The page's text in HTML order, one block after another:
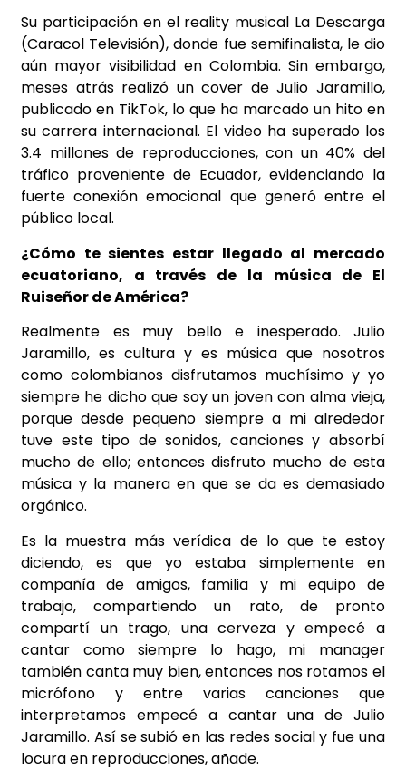
Su participación en el reality musical La Descarga
(Caracol Televisión), donde fue semifinalista, le dio
aún mayor visibilidad en Colombia. Sin embargo,
meses atrás realizó un cover de Julio Jaramillo,
publicado en TikTok, lo que ha marcado un hito en
su carrera internacional. El video ha superado los
3.4 millones de reproducciones, con un 40% del
tráfico proveniente de Ecuador, evidenciando la
fuerte conexión emocional que generó entre el
público local.
¿Cómo te sientes estar llegado al mercado
ecuatoriano, a través de la música de El
Ruiseñor de América?
Realmente es muy bello e inesperado. Julio
Jaramillo, es cultura y es música que nosotros
como colombianos disfrutamos muchísimo y yo
siempre he dicho que soy un joven con alma vieja,
porque desde pequeño siempre a mi alrededor
tuve este tipo de sonidos, canciones y absorbí
mucho de ello; entonces disfruto mucho de esta
música y la manera en que se da es demasiado
orgánico.
Es la muestra más verídica de lo que te estoy
diciendo, es que yo estaba simplemente en
compañía de amigos, familia y mi equipo de
trabajo, compartiendo un rato, de pronto
compartí un trago, una cerveza y empecé a
cantar como siempre lo hago, mi manager
también canta muy bien, entonces nos rotamos el
micrófono y entre varias canciones que
interpretamos empecé a cantar una de Julio
Jaramillo. Así se subió en las redes social y fue una
locura en reproducciones, añade.